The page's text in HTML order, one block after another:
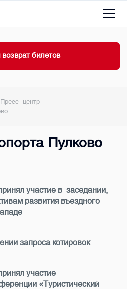
билетов
Пресс-центр
Пулково
участие в заседании,
развития въездного
запроса котировок
участие
«Туристический